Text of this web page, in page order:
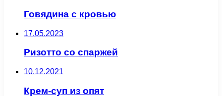
Говядина с кровью
17.05.2023
Ризотто со спаржей
10.12.2021
Крем-суп из опят